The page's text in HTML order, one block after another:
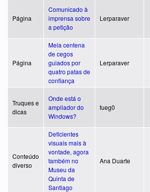
Página
Comunicado à
imprensa sobre
a petição
Lerparaver
Página
Meia centena
de cegos
guiados por
quatro patas de
confiança
Lerparaver
Truques e
dicas
Onde está o
ampliador do
Windows?
fueg0
Conteúdo
diverso
Deficientes
visuais mais à
vontade, agora
também no
Museu da
Quinta de
Santiago
Ana Duarte